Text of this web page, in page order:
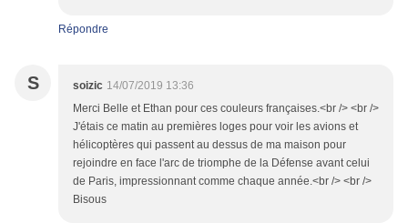
Répondre
S soizic 14/07/2019 13:36
Merci Belle et Ethan pour ces couleurs françaises.<br /> <br />
J'étais ce matin au premières loges pour voir les avions et
hélicoptères qui passent au dessus de ma maison pour
rejoindre en face l'arc de triomphe de la Défense avant celui
de Paris, impressionnant comme chaque année.<br /> <br />
Bisous